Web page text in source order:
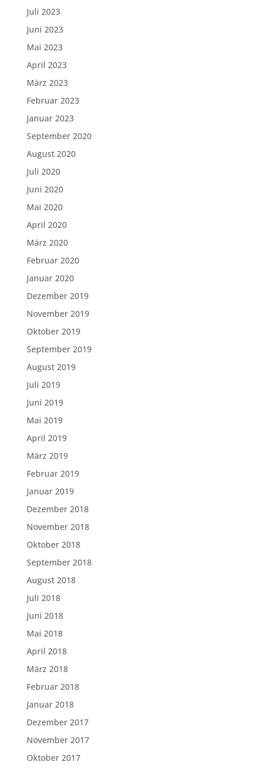
Juli 2023
Juni 2023
Mai 2023
April 2023
März 2023
Februar 2023
Januar 2023
September 2020
August 2020
Juli 2020
Juni 2020
Mai 2020
April 2020
März 2020
Februar 2020
Januar 2020
Dezember 2019
November 2019
Oktober 2019
September 2019
August 2019
Juli 2019
Juni 2019
Mai 2019
April 2019
März 2019
Februar 2019
Januar 2019
Dezember 2018
November 2018
Oktober 2018
September 2018
August 2018
Juli 2018
Juni 2018
Mai 2018
April 2018
März 2018
Februar 2018
Januar 2018
Dezember 2017
November 2017
Oktober 2017